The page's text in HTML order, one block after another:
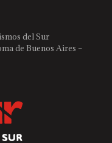
del Sur
de Buenos Aires –